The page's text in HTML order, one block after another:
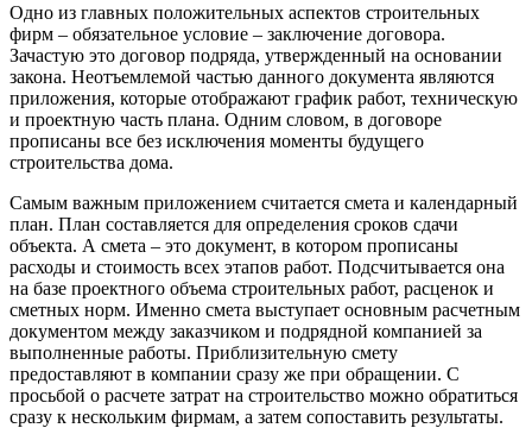
Одно из главных положительных аспектов строительных
фирм – обязательное условие – заключение договора.
Зачастую это договор подряда, утвержденный на основании
закона. Неотъемлемой частью данного документа являются
приложения, которые отображают график работ, техническую
и проектную часть плана. Одним словом, в договоре
прописаны все без исключения моменты будущего
строительства дома.
Самым важным приложением считается смета и календарный
план. План составляется для определения сроков сдачи
объекта. А смета – это документ, в котором прописаны
расходы и стоимость всех этапов работ. Подсчитывается она
на базе проектного объема строительных работ, расценок и
сметных норм. Именно смета выступает основным расчетным
документом между заказчиком и подрядной компанией за
выполненные работы. Приблизительную смету
предоставляют в компании сразу же при обращении. С
просьбой о расчете затрат на строительство можно обратиться
сразу к нескольким фирмам, а затем сопоставить результаты.